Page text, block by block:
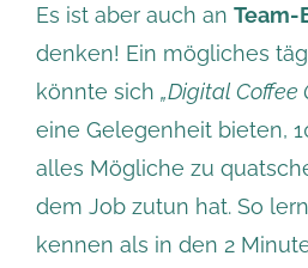
Es ist aber auch an
denken! Ein mögliches
könnte sich „Digital Coffee
eine Gelegenheit bieten,
alles Mögliche zu
dem Job zutun hat. So
kennen als in den 2